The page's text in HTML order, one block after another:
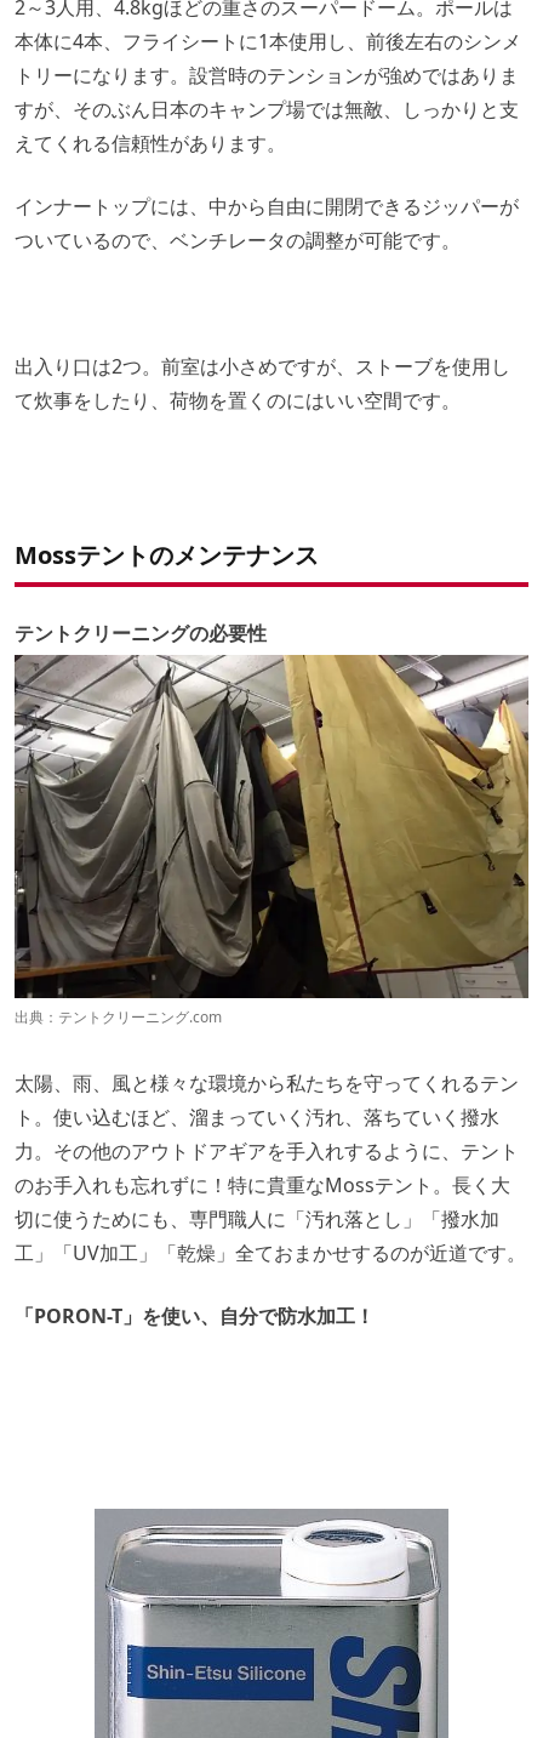
2～3人用、4.8kgほどの重さのスーパードーム。ポールは
本体に4本、フライシートに1本使用し、前後左右のシンメ
トリーになります。設営時のテンションが強めではありま
すが、そのぶん日本のキャンプ場では無敵、しっかりと支
えてくれる信頼性があります。
インナートップには、中から自由に開閉できるジッパーが
ついているので、ベンチレータの調整が可能です。
出入り口は2つ。前室は小さめですが、ストーブを使用し
て炊事をしたり、荷物を置くのにはいい空間です。
Mossテントのメンテナンス
テントクリーニングの必要性
出典： テントクリーニング.com
太陽、雨、風と様々な環境から私たちを守ってくれるテン
ト。使い込むほど、溜まっていく汚れ、落ちていく撥水
力。その他のアウトドアギアを手入れするように、テント
のお手入れも忘れずに！特に貴重なMossテント。長く大
切に使うためにも、専門職人に「汚れ落とし」「撥水加
工」「UV加工」「乾燥」全ておまかせするのが近道です。
「PORON-T」を使い、自分で防水加工！